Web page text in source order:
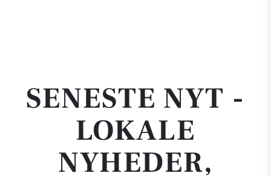
SENESTE NYT -
LOKALE
NYHEDER,